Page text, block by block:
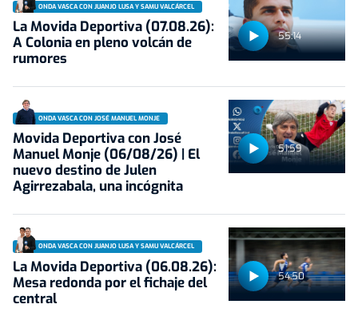
55:14
ONDA VASCA CON JUANJO LUSA Y SAMU VALCÁRCEL
La Movida Deportiva (07.08.26):
A Colonia en pleno volcán de
rumores
51:59
ONDA VASCA CON JOSÉ MANUEL MONJE
Movida Deportiva con José
Manuel Monje (06/08/26) | El
nuevo destino de Julen
Agirrezabala, una incógnita
54:50
ONDA VASCA CON JUANJO LUSA Y SAMU VALCÁRCEL
La Movida Deportiva (06.08.26):
Mesa redonda por el fichaje del
central